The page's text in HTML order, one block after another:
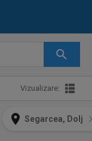
Vizualizare:
Segarcea, Dolj